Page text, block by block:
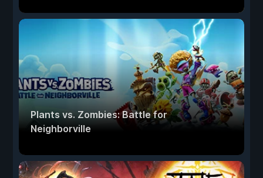
Plants vs. Zombies: Battle for
Neighborville